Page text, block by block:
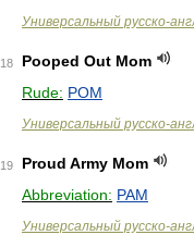
Универсальный русско-
18
Pooped Out Mom
Rude: POM
Универсальный русско-
19
Proud Army Mom
Abbreviation: PAM
Универсальный русско-